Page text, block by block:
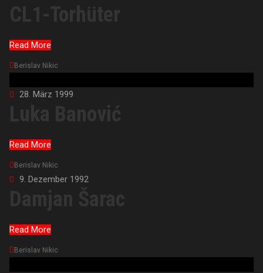
Read More
Berislav Nikic
28. März 1999
Read More
Berislav Nikic
9. Dezember 1992
Read More
Berislav Nikic